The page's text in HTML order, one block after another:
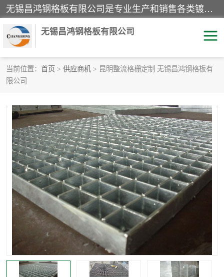
无锡昌鸿钢格板有限公司是专业生产和销售各类镀锌钢格板、镀锌钢格栅、不锈钢钢格及其相关产品的现代化企业。公司产品广泛运用于石油、化工、港口、电力、运输、造纸、医药、钢铁、食品、市政、房地产、制造业等各个领域。
无锡昌鸿钢格板有限公司
当前位置： 首页 > 供应商机 > 昆明整流格栅定制 无锡昌鸿钢格板有
限公司
镀锌钢格板
踏步板 水沟盖板
栏杆 钢格栅
齿形钢格板 钢格板
热镀锌钢格板 复合钢格板
钢格栅踏步板 插接钢格板
整流格栅